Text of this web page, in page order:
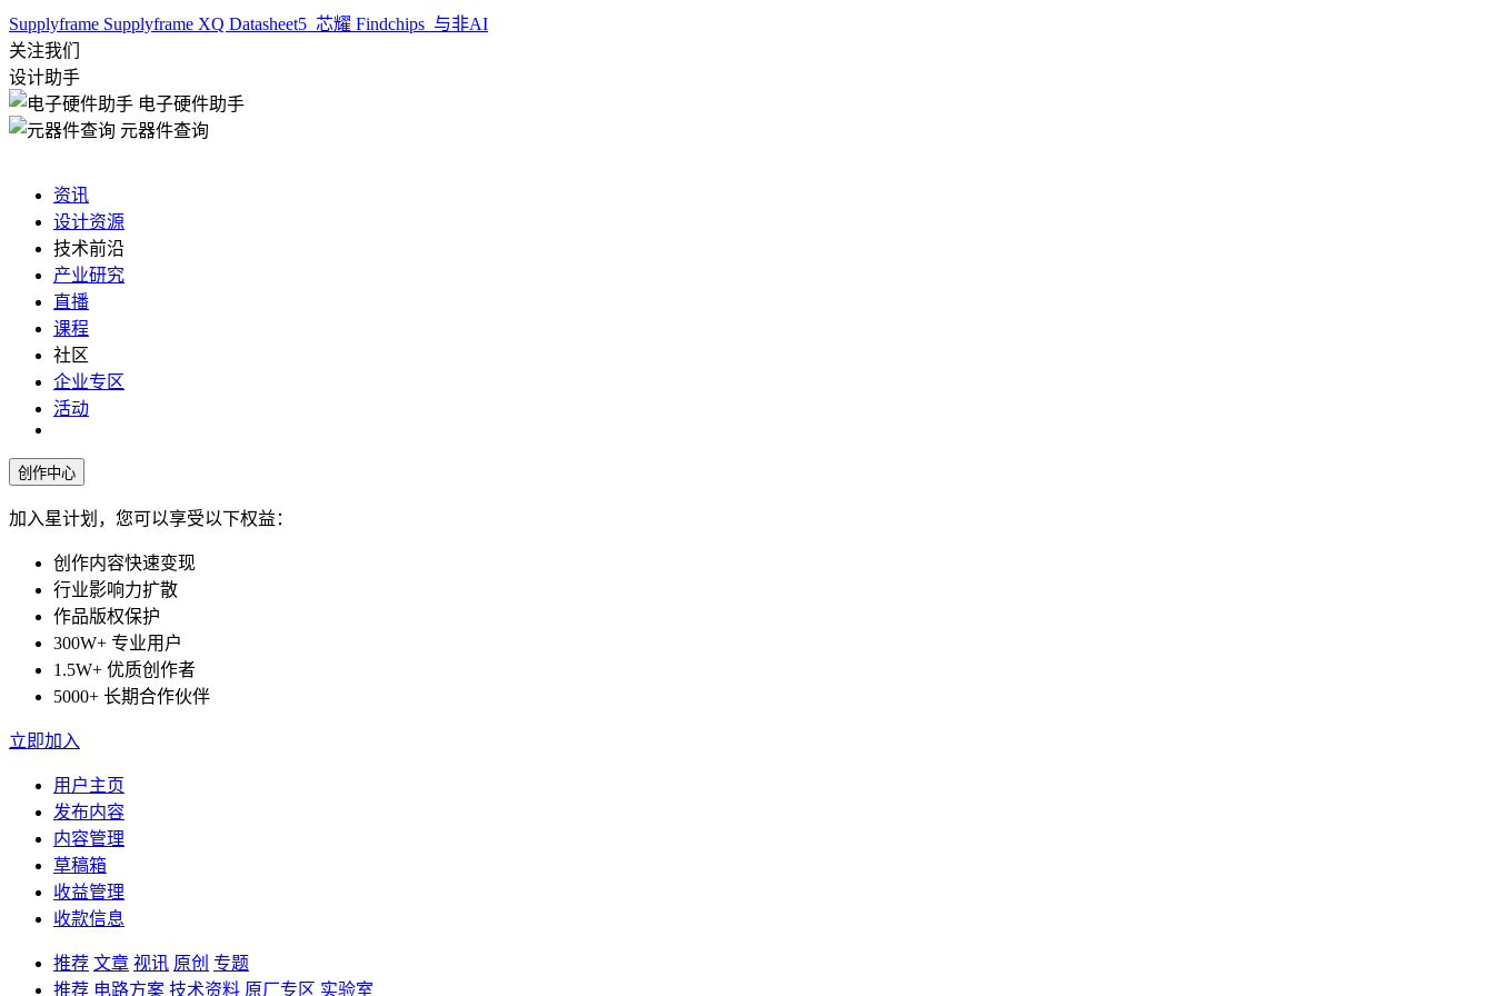
Supplyframe Supplyframe XQ Datasheet5 芯耀 Findchips 与非AI
关注我们
设计助手
电子硬件助手
元器件查询
资讯
设计资源
技术前沿
产业研究
直播
课程
社区
企业专区
活动
创作中心
加入星计划，您可以享受以下权益：
创作内容快速变现
行业影响力扩散
作品版权保护
300W+ 专业用户
1.5W+ 优质创作者
5000+ 长期合作伙伴
立即加入
用户主页
发布内容
内容管理
草稿箱
收益管理
收款信息
推荐 文章 视讯 原创 专题
推荐 电路方案 技术资料 原厂专区 实验室